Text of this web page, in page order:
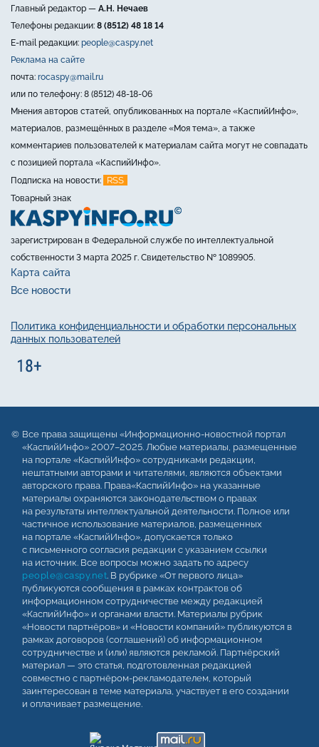
Главный редактор — А.Н. Нечаев
Телефоны редакции: 8 (8512) 48 18 14
E-mail редакции: people@caspy.net
Реклама на сайте
почта: rocaspy@mail.ru
или по телефону: 8 (8512) 48-18-06
Мнения авторов статей, опубликованных на портале «КаспийИнфо»,
материалов, размещённых в разделе «Моя тема», а также
комментариев пользователей к материалам сайта могут не совпадать
с позицией портала «КаспийИнфо».
Подписка на новости:
RSS
Товарный знак
зарегистрирован в Федеральной службе по интеллектуальной
собственности 3 марта 2025 г. Свидетельство № 1089905.
Карта сайта
Все новости
Политика конфиденциальности и обработки персональных
данных пользователей
Все права защищены «Информационно-новостной портал
«КаспийИнфо» 2007–2025. Любые материалы, размещенные
на портале «КаспийИнфо» сотрудниками редакции,
нештатными авторами и читателями, являются объектами
авторского права. Права«КаспийИнфо» на указанные
материалы охраняются законодательством о правах
на результаты интеллектуальной деятельности. Полное или
частичное использование материалов, размещенных
на портале «КаспийИнфо», допускается только
с письменного согласия редакции с указанием ссылки
на источник. Все вопросы можно задать по адресу
people@caspy.net. В рубрике «От первого лица»
публикуются сообщения в рамках контрактов об
информационном сотрудничестве между редакцией
«КаспийИнфо» и органами власти. Материалы рубрик
«Новости партнёров» и «Новости компаний» публикуются в
рамках договоров (соглашений) об информационном
сотрудничестве и (или) являются рекламой. Партнёрский
материал — это статья, подготовленная редакцией
совместно с партнёром-рекламодателем, который
заинтересован в теме материала, участвует в его создании
и оплачивает размещение.